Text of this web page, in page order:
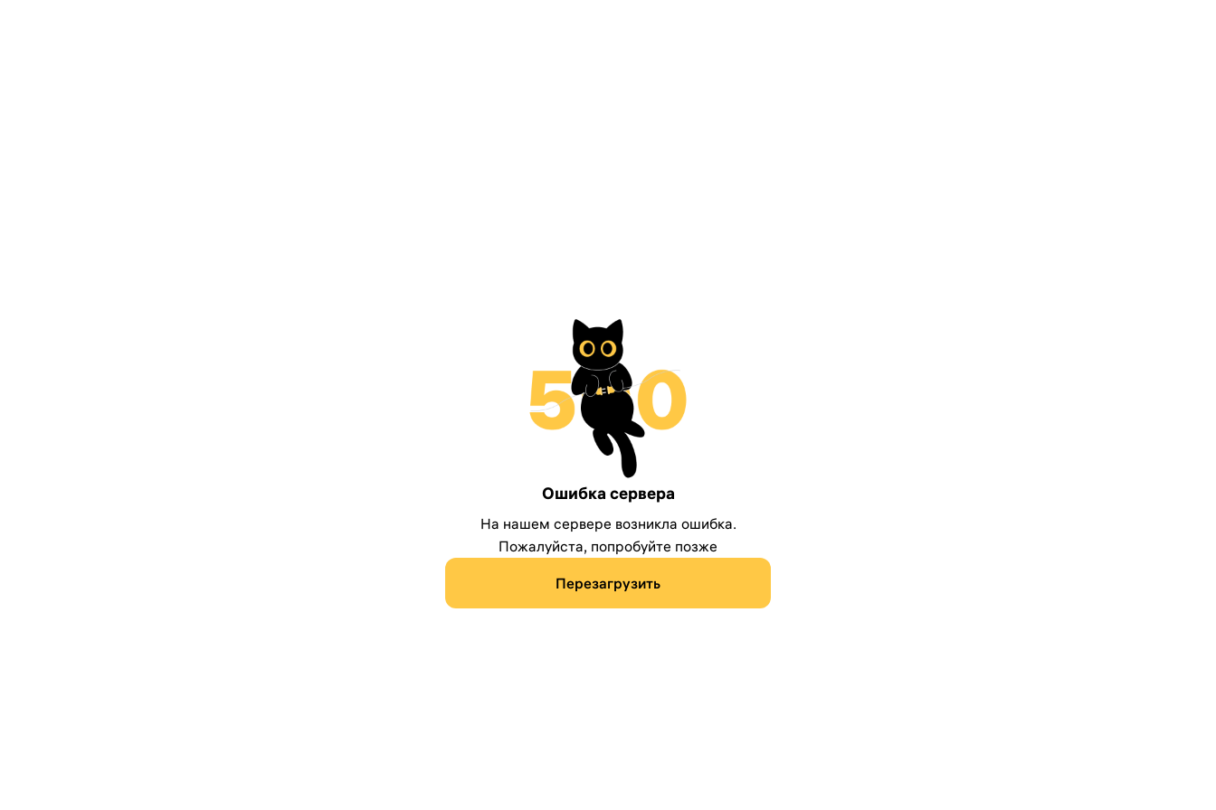
Ошибка сервера
На нашем сервере возникла ошибка.
Пожалуйста, попробуйте позже
Перезагрузить